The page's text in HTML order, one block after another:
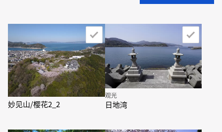
妙见山/樱花2_2
观光
日地湾